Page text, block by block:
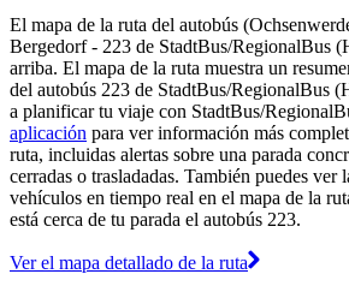
El mapa de la ruta del autobús
Bergedorf - 223 de StadtBus/RegionalBus
arriba. El mapa de la ruta muestra un
del autobús 223 de StadtBus/RegionalBus
a planificar tu viaje con StadtBus/
aplicación para ver información más
ruta, incluidas alertas sobre una parada
cerradas o trasladadas. También puedes ver
vehículos en tiempo real en el mapa de la
está cerca de tu parada el autobús 223.
Ver el mapa detallado de la ruta